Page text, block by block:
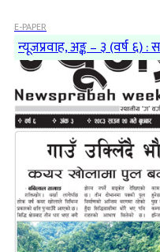
E-PAPER
न्यूजप्रवाह, अङ्क – ३ (वर्ष ६)